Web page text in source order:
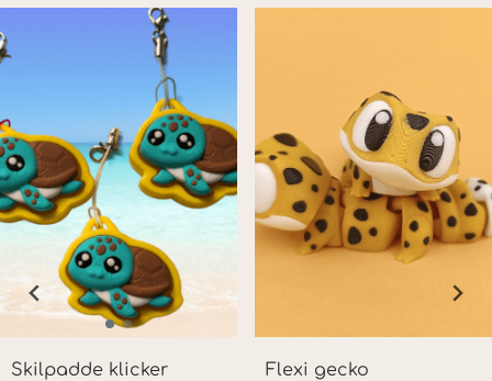
Skilpadde klicker Flexi gecko